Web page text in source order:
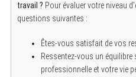
travail ? Pour évaluer votre niveau
questions suivantes :
Êtes-vous satisfait de vos
Ressentez-vous un
professionnelle et votre vie